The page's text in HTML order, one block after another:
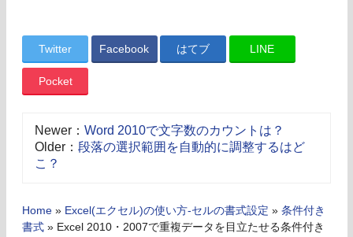
Twitter Facebook はてブ LINE
Pocket
Newer： Word 2010で文字数のカウントは？
Older： 段落の選択範囲を自動的に調整するはど
こ？
Home » Excel(エクセル)の使い方-セルの書式設定 » 条件付き
書式 » Excel 2010・2007で重複データを目立たせる条件付き